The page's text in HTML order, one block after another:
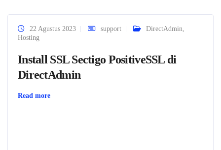
22 Agustus 2023 support DirectAdmin,
Hosting
Install SSL Sectigo PositiveSSL di
DirectAdmin
Read more